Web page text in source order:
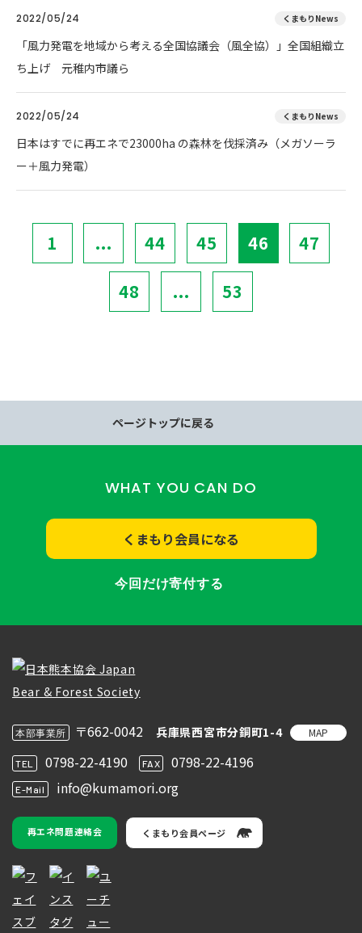
2022/05/24 くまもりNews
「風力発電を地域から考える全国協議会（風全協）」全国組織立
ち上げ 元稚内市議ら
2022/05/24 くまもりNews
日本はすでに再エネで23000ha の森林を伐採済み（メガソーラ
ー＋風力発電）
1 ... 44 45 46 47
48 ... 53
ページトップに戻る
WHAT YOU CAN DO
くまもり会員になる
今回だけ寄付する
本部事業所 〒662-0042 兵庫県西宮市分銅町1-4 MAP
TEL 0798-22-4190 FAX 0798-22-4196
E-Mail info@kumamori.org
再エネ問題連絡会 くまもり会員ページ